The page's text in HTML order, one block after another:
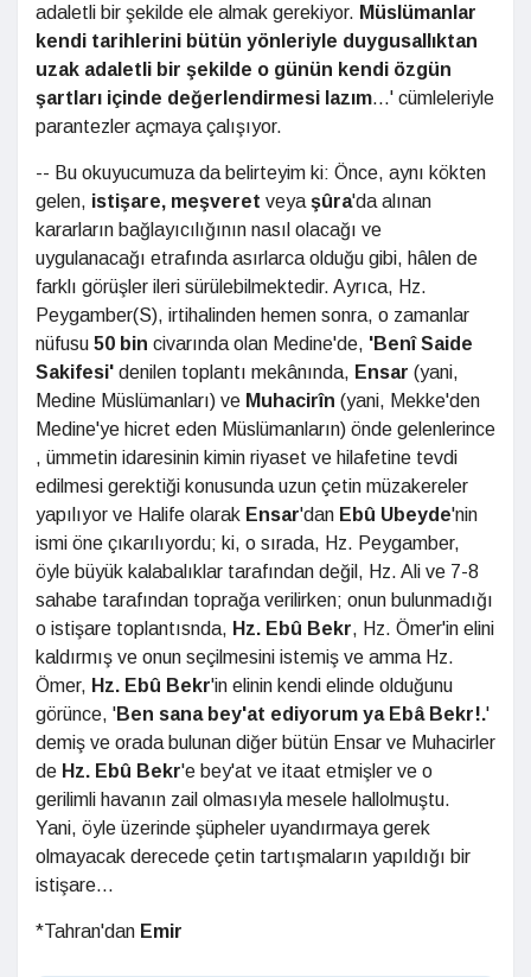
adaletli bir şekilde ele almak gerekiyor. Müslümanlar
kendi tarihlerini bütün yönleriyle duygusallıktan
uzak adaletli bir şekilde o günün kendi özgün
şartları içinde değerlendirmesi lazım...' cümleleriyle
parantezler açmaya çalışıyor.
-- Bu okuyucumuza da belirteyim ki: Önce, aynı kökten
gelen, istişare, meşveret veya şûra'da alınan
kararların bağlayıcılığının nasıl olacağı ve
uygulanacağı etrafında asırlarca olduğu gibi, hâlen de
farklı görüşler ileri sürülebilmektedir. Ayrıca, Hz.
Peygamber(S), irtihalinden hemen sonra, o zamanlar
nüfusu 50 bin civarında olan Medine'de, 'Benî Saide
Sakifesi' denilen toplantı mekânında, Ensar (yani,
Medine Müslümanları) ve Muhacirîn (yani, Mekke'den
Medine'ye hicret eden Müslümanların) önde gelenlerince
, ümmetin idaresinin kimin riyaset ve hilafetine tevdi
edilmesi gerektiği konusunda uzun çetin müzakereler
yapılıyor ve Halife olarak Ensar'dan Ebû Ubeyde'nin
ismi öne çıkarılıyordu; ki, o sırada, Hz. Peygamber,
öyle büyük kalabalıklar tarafından değil, Hz. Ali ve 7-8
sahabe tarafından toprağa verilirken; onun bulunmadığı
o istişare toplantısnda, Hz. Ebû Bekr, Hz. Ömer'in elini
kaldırmış ve onun seçilmesini istemiş ve amma Hz.
Ömer, Hz. Ebû Bekr'in elinin kendi elinde olduğunu
görünce, 'Ben sana bey'at ediyorum ya Ebâ Bekr!.'
demiş ve orada bulunan diğer bütün Ensar ve Muhacirler
de Hz. Ebû Bekr'e bey'at ve itaat etmişler ve o
gerilimli havanın zail olmasıyla mesele hallolmuştu.
Yani, öyle üzerinde şüpheler uyandırmaya gerek
olmayacak derecede çetin tartışmaların yapıldığı bir
istişare...
*Tahran'dan Emir